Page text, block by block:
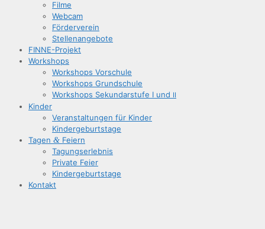
Fil­me
Web­cam
För­der­ver­ein
Stel­len­an­ge­bo­te
FIN­­NE-Pro­­jekt
Work­shops
Work­shops Vorschule
Work­shops Grundschule
Work­shops Sekun­dar­stu­fe I und II
Kin­der
Ver­an­stal­tun­gen für Kinder
Kin­der­ge­burts­ta­ge
Tagen & Feiern
Tagungs­er­leb­nis
Pri­va­te Feier
Kin­der­ge­burts­ta­ge
Kon­takt